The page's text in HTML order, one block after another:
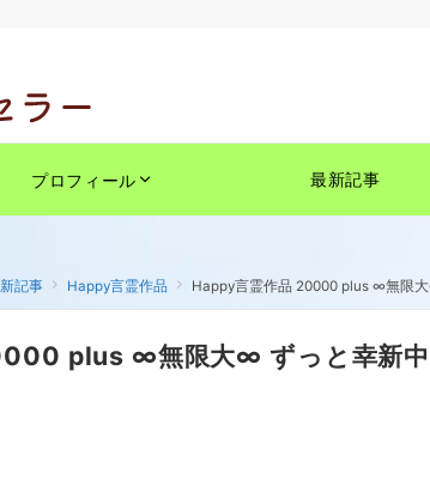
プロフィール 最新記事
記事 Happy言霊作品 Happy言霊作品 20000 plus ∞無限
plus ∞無限大∞ ずっと幸新中